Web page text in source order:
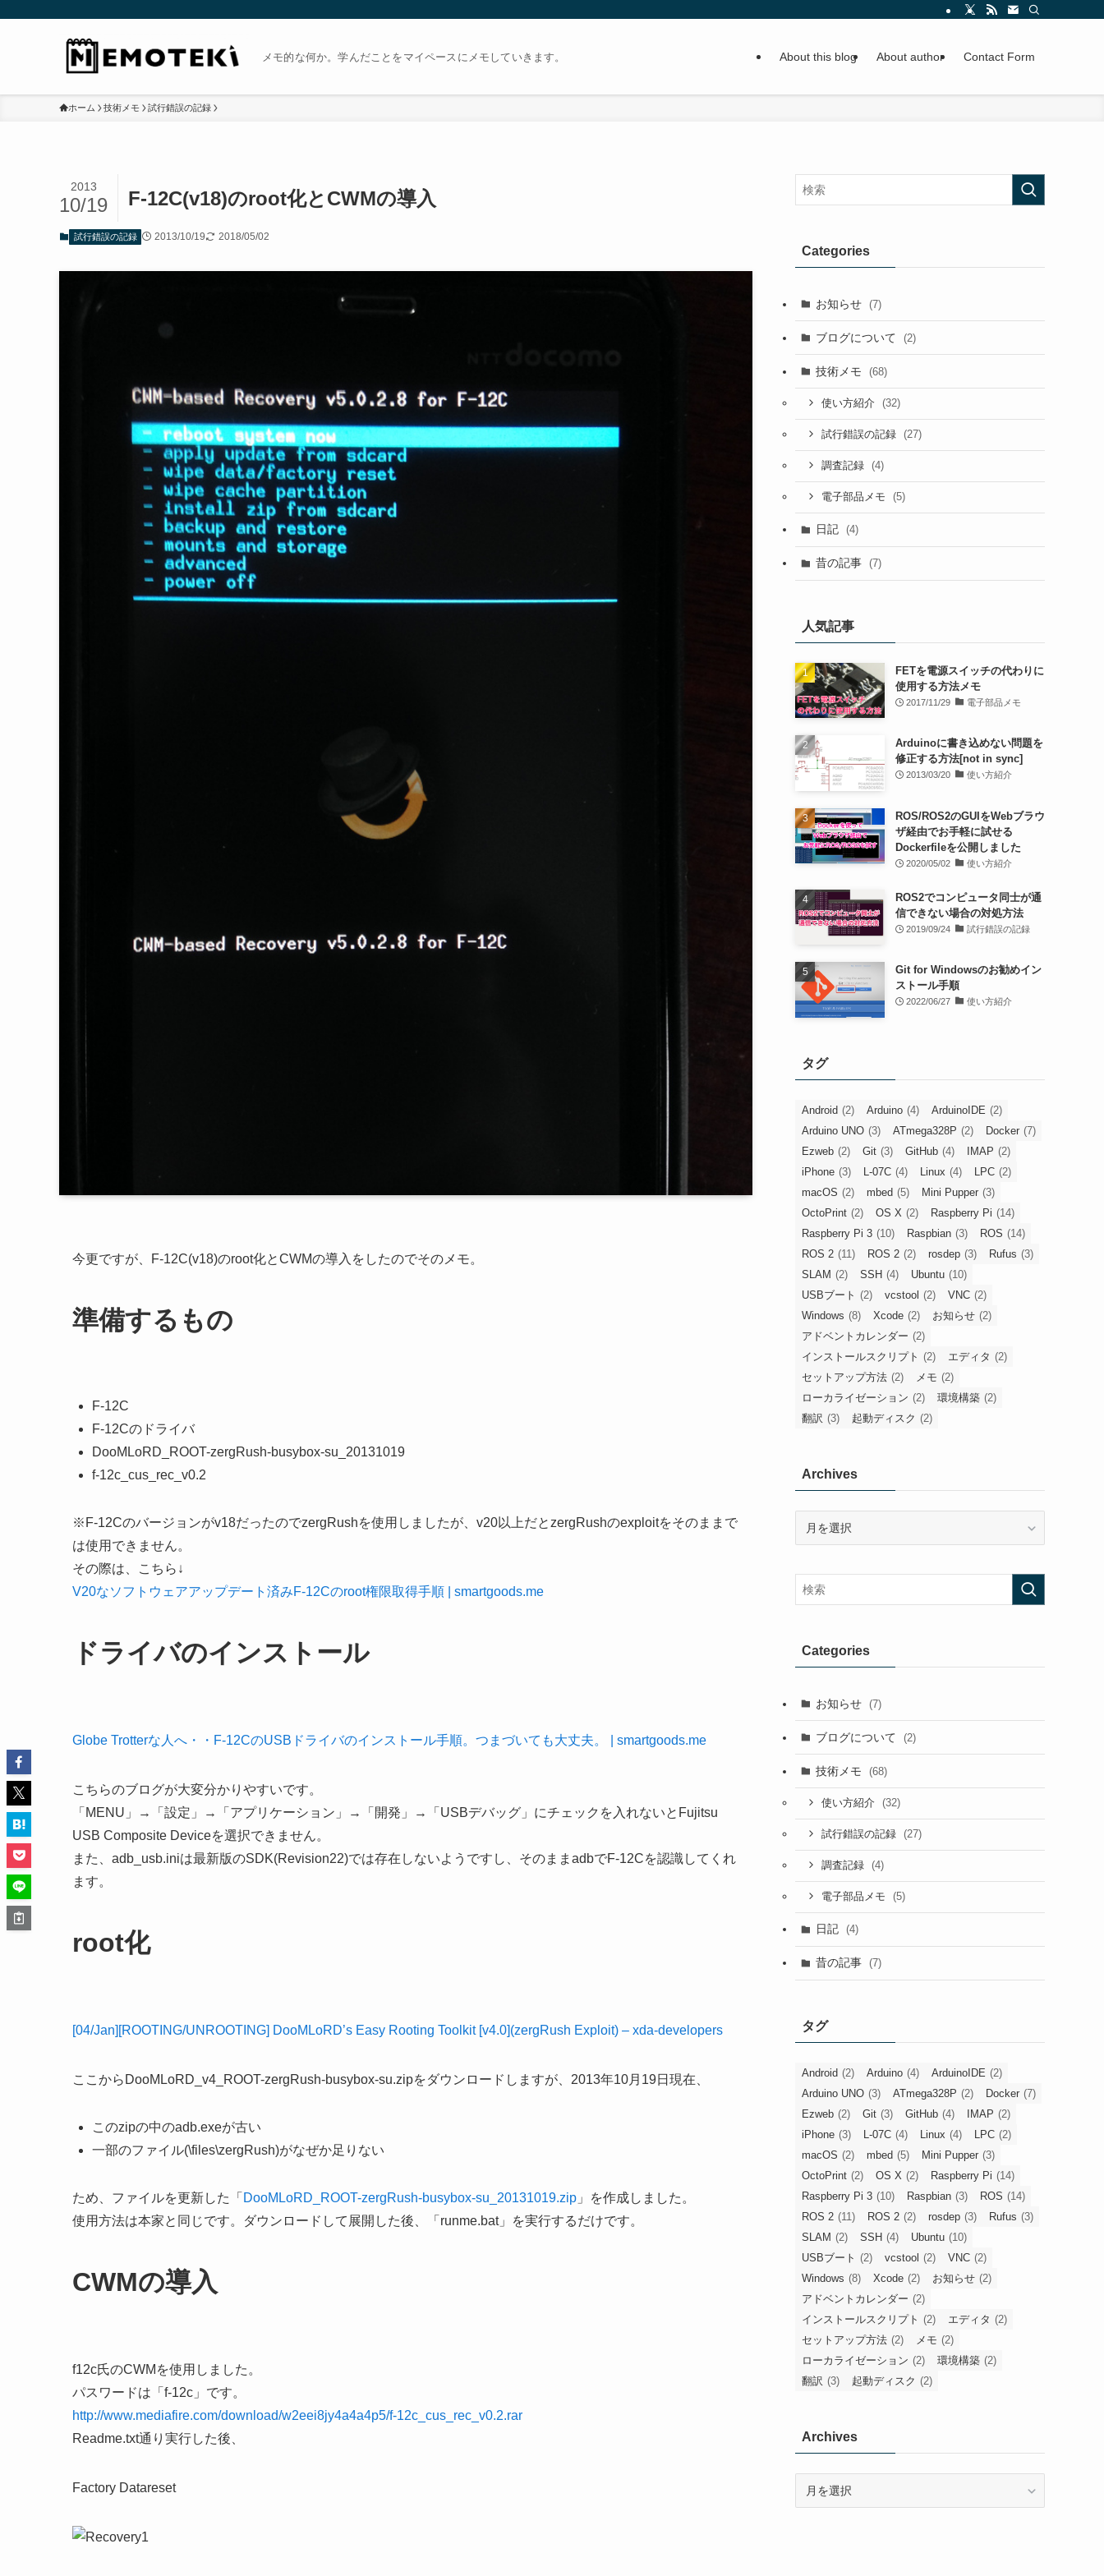
メモ的な何か。学んだことをマイペースにメモしていきます。 About this blog About author Contact Form
ホーム 技術メモ 試行錯誤の記録
F-12C(v18)のroot化とCWMの導入
2013
10/19
試行錯誤の記録 2013/10/19 2018/05/02
今更ですが、F-12C(v18)のroot化とCWMの導入をしたのでそのメモ。
準備するもの
F-12C
F-12Cのドライバ
DooMLoRD_ROOT-zergRush-busybox-su_20131019
f-12c_cus_rec_v0.2
※F-12Cのバージョンがv18だったのでzergRushを使用しましたが、v20以上だとzergRushのexploitをそのままで
は使用できません。
その際は、こちら↓
V20なソフトウェアアップデート済みF-12Cのroot権限取得手順 | smartgoods.me
ドライバのインストール
Globe Trotterな人へ・・F-12CのUSBドライバのインストール手順。つまづいても大丈夫。 | smartgoods.me
こちらのブログが大変分かりやすいです。
「MENU」→「設定」→「アプリケーション」→「開発」→「USBデバッグ」にチェックを入れないとFujitsu
USB Composite Deviceを選択できません。
また、adb_usb.iniは最新版のSDK(Revision22)では存在しないようですし、そのままadbでF-12Cを認識してくれ
ます。
root化
[04/Jan][ROOTING/UNROOTING] DooMLoRD’s Easy Rooting Toolkit [v4.0](zergRush Exploit) – xda-developers
ここからDooMLoRD_v4_ROOT-zergRush-busybox-su.zipをダウンロードしますが、2013年10月19日現在、
このzipの中のadb.exeが古い
一部のファイル(\files\zergRush)がなぜか足りない
ため、ファイルを更新した「 DooMLoRD_ROOT-zergRush-busybox-su_20131019.zip 」を作成しました。
使用方法は本家と同じです。ダウンロードして展開した後、「runme.bat」を実行するだけです。
CWMの導入
f12c氏のCWMを使用しました。
パスワードは「f-12c」です。
http://www.mediafire.com/download/w2eei8jy4a4a4p5/f-12c_cus_rec_v0.2.rar
Readme.txt通り実行した後、
Factory Datareset
Categories
お知らせ (7)
ブログについて (2)
技術メモ (68)
使い方紹介 (32)
試行錯誤の記録 (27)
調査記録 (4)
電子部品メモ (5)
日記 (4)
昔の記事 (7)
人気記事
FETを電源スイッチの代わりに
使用する方法メモ
2017/11/29 電子部品メモ
Arduinoに書き込めない問題を
修正する方法[not in sync]
2013/03/20 使い方紹介
ROS/ROS2のGUIをWebブラウ
ザ経由でお手軽に試せる
Dockerfileを公開しました
2020/05/02 使い方紹介
ROS2でコンピュータ同士が通
信できない場合の対処方法
2019/09/24 試行錯誤の記録
Git for Windowsのお勧めイン
ストール手順
2022/06/27 使い方紹介
タグ
Android (2) Arduino (4) ArduinoIDE (2)
Arduino UNO (3) ATmega328P (2) Docker (7)
Ezweb (2) Git (3) GitHub (4) IMAP (2)
iPhone (3) L-07C (4) Linux (4) LPC (2)
macOS (2) mbed (5) Mini Pupper (3)
OctoPrint (2) OS X (2) Raspberry Pi (14)
Raspberry Pi 3 (10) Raspbian (3) ROS (14)
ROS 2 (11) ROS 2 (2) rosdep (3) Rufus (3)
SLAM (2) SSH (4) Ubuntu (10)
USBブート (2) vcstool (2) VNC (2)
Windows (8) Xcode (2) お知らせ (2)
アドベントカレンダー (2)
インストールスクリプト (2) エディタ (2)
セットアップ方法 (2) メモ (2)
ローカライゼーション (2) 環境構築 (2)
翻訳 (3) 起動ディスク (2)
Archives
Categories
お知らせ (7)
ブログについて (2)
技術メモ (68)
使い方紹介 (32)
試行錯誤の記録 (27)
調査記録 (4)
電子部品メモ (5)
日記 (4)
昔の記事 (7)
タグ
Android (2) Arduino (4) ArduinoIDE (2)
Arduino UNO (3) ATmega328P (2) Docker (7)
Ezweb (2) Git (3) GitHub (4) IMAP (2)
iPhone (3) L-07C (4) Linux (4) LPC (2)
macOS (2) mbed (5) Mini Pupper (3)
OctoPrint (2) OS X (2) Raspberry Pi (14)
Raspberry Pi 3 (10) Raspbian (3) ROS (14)
ROS 2 (11) ROS 2 (2) rosdep (3) Rufus (3)
SLAM (2) SSH (4) Ubuntu (10)
USBブート (2) vcstool (2) VNC (2)
Windows (8) Xcode (2) お知らせ (2)
アドベントカレンダー (2)
インストールスクリプト (2) エディタ (2)
セットアップ方法 (2) メモ (2)
ローカライゼーション (2) 環境構築 (2)
翻訳 (3) 起動ディスク (2)
Archives